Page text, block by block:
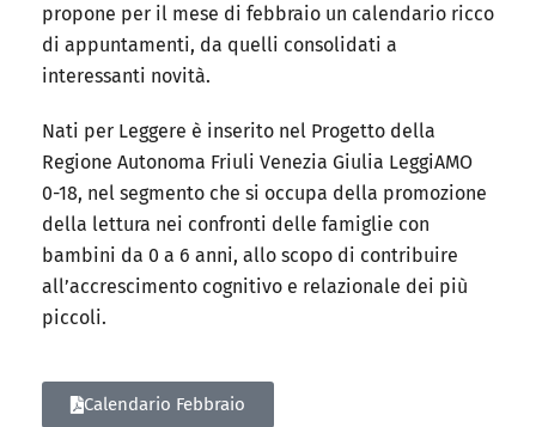
propone per il mese di febbraio un calendario ricco
di appuntamenti, da quelli consolidati a
interessanti novità.
Nati per Leggere è inserito nel Progetto della
Regione Autonoma Friuli Venezia Giulia LeggiAMO
0-18, nel segmento che si occupa della promozione
della lettura nei confronti delle famiglie con
bambini da 0 a 6 anni, allo scopo di contribuire
all’accrescimento cognitivo e relazionale dei più
piccoli.
Calendario Febbraio